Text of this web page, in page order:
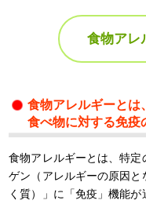
食物アレ
食物アレルギーとは、
食べ物に対する免疫
食物アレルギーとは、特
ゲン（アレルギーの原因
く質）」に「免疫」機能